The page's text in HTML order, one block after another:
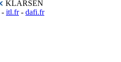
KLARSEN
- itl.fr- dafi.fr